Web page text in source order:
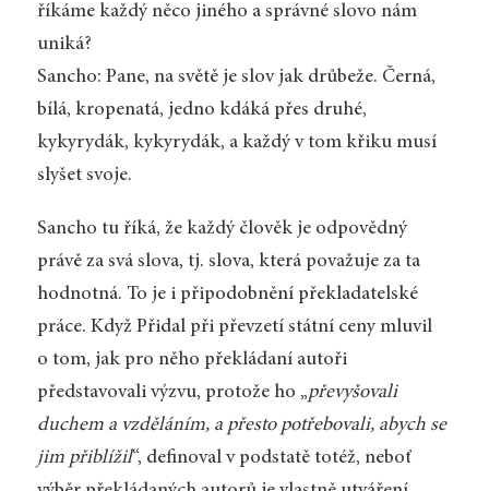
říkáme každý něco jiného a správné slovo nám
uniká?
Sancho: Pane, na světě je slov jak drůbeže. Černá,
bílá, kropenatá, jedno kdáká přes druhé,
kykyrydák, kykyrydák, a každý v tom křiku musí
slyšet svoje.
Sancho tu říká, že každý člověk je odpovědný
právě za svá slova, tj. slova, která považuje za ta
hodnotná. To je i připodobnění překladatelské
práce. Když Přidal při převzetí státní ceny mluvil
o tom, jak pro něho překládaní autoři
představovali výzvu, protože ho „převyšovali
duchem a vzděláním, a přesto potřebovali, abych se
jim přiblížil“, definoval v podstatě totéž, neboť